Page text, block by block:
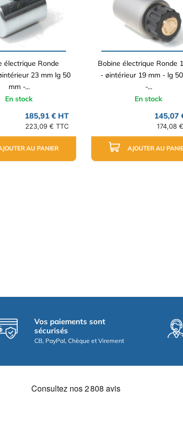
électrique Ronde
23 mm lg 50
mm -...
En stock
185,91 € HT
223,09 € TTC
AU PANIER
Bobine électrique Ronde
- øintérieur 19 mm - lg
-...
En stock
145,07
174,08
AJOUTER AU
Vos paiements sont
sécurisés
CB, PayPal, Chèque et Virement